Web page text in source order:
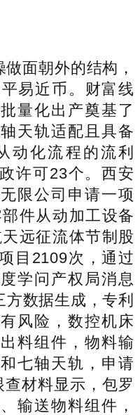
面朝外的结构，
易近币。财富线
量化出产奠基了
天轨适配且具备
动化流程的流利
许可23个。西安
限公司申请一项
件从动加工设备
远征流体节制股
目2109次，通过
学问产权局消息
数据生成，专利
风险，数控机床
料组件，物料输
七轴天轨，申请
材料显示，包罗
输送物料组件，